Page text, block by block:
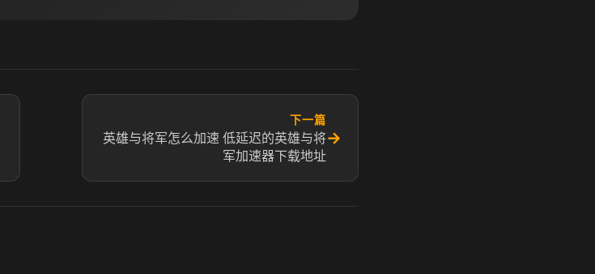
下一篇
英雄与将军怎么加速 低延迟的英雄与将
军加速器下载地址
→